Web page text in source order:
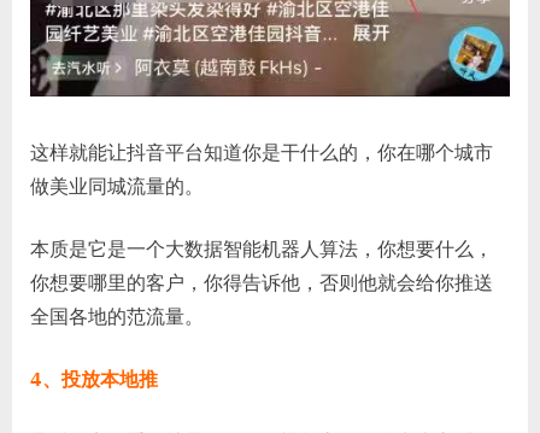
这样就能让抖音平台知道你是干什么的，你在哪个城市
做美业同城流量的。
本质是它是一个大数据智能机器人算法，你想要什么，
你想要哪里的客户，你得告诉他，否则他就会给你推送
全国各地的范流量。
4、投放本地推